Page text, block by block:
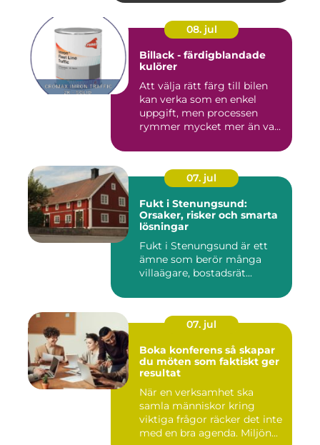
08. jul
Billack - färdigblandade
kulörer
Att välja rätt färg till bilen
kan verka som en enkel
uppgift, men processen
rymmer mycket mer än va...
07. jul
Fukt i Stenungsund:
Orsaker, risker och smarta
lösningar
Fukt i Stenungsund är ett
ämne som berör många
villaägare, bostadsrät...
07. jul
Boka konferens så skapar
du möten som faktiskt ger
resultat
När en verksamhet ska
samla människor kring
viktiga frågor räcker det inte
med en bra agenda. Miljön...